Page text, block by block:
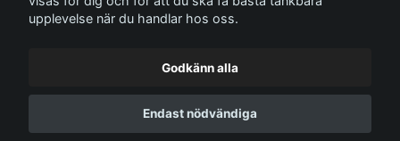
© 2026 GrothicaPowered by Quickbutik
upplevelse när du handlar hos oss.
Godkänn alla
Endast nödvändiga